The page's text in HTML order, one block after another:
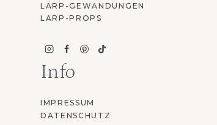
LARP-GEWANDUNGEN
LARP-PROPS
Info
IMPRESSUM
DATENSCHUTZ